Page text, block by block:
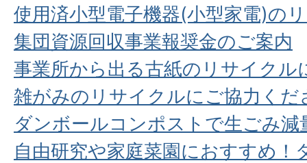
使用済小型電子機器(小型家電)の
集団資源回収事業報奨金のご案内
事業所から出る古紙のリサイクル
雑がみのリサイクルにご協力くだ
ダンボールコンポストで生ごみ減
自由研究や家庭菜園におすすめ！